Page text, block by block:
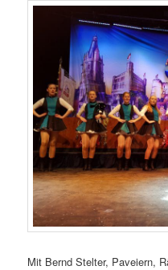
Mit Bernd Stelter, Paveiern,